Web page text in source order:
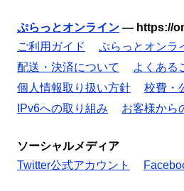
ぷらっとオンライン — https://
ご利用ガイド
ぷらっとオンラ
配送・決済について
よくある
個人情報取り扱い方針
校費・
IPv6への取り組み
お客様から
ソーシャルメディア
Twitter公式アカウント